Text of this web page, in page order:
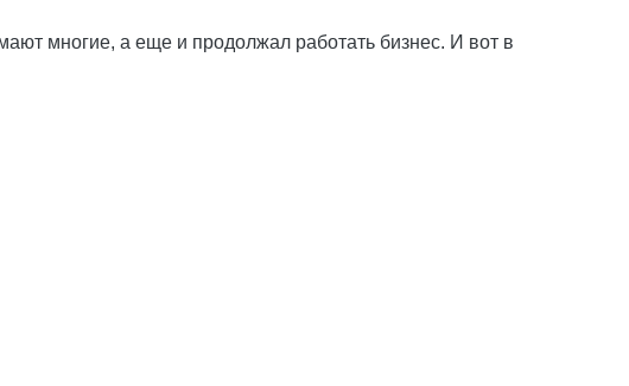
многие, а еще и продолжал работать бизнес. И вот в